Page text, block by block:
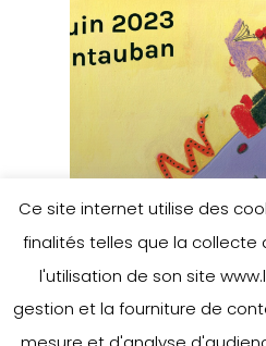
Ce site internet utilise des
finalités telles que la collecte
l'utilisation de son site
gestion et la fourniture de